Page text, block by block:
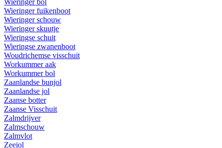
Wieringer fuikenboot
Wieringer schouw
Wieringer skuutje
Wieringse schuit
Wieringse zwanenboot
Woudrichemse visschuit
Workummer aak
Workummer bol
Zaanlandse bunjol
Zaanlandse jol
Zaanse botter
Zaanse Visschuit
Zalmdrijver
Zalmschouw
Zalmvlot
Zeejol